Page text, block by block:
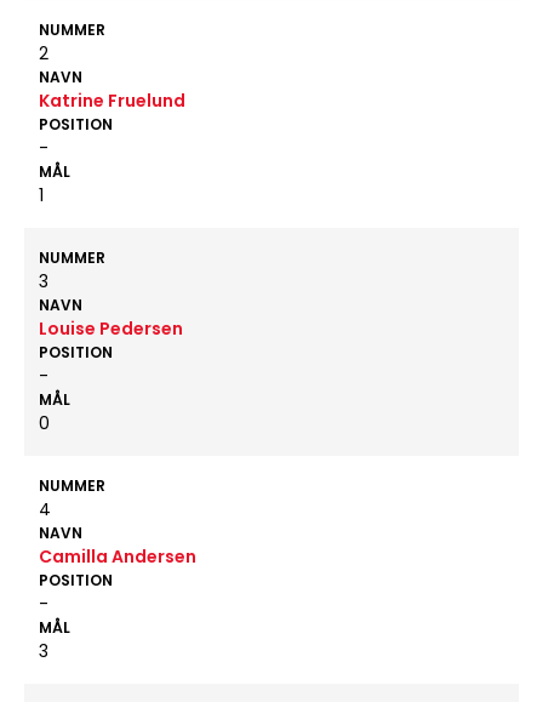
NUMMER
2
NAVN
Katrine Fruelund
POSITION
-
MÅL
1
NUMMER
3
NAVN
Louise Pedersen
POSITION
-
MÅL
0
NUMMER
4
NAVN
Camilla Andersen
POSITION
-
MÅL
3